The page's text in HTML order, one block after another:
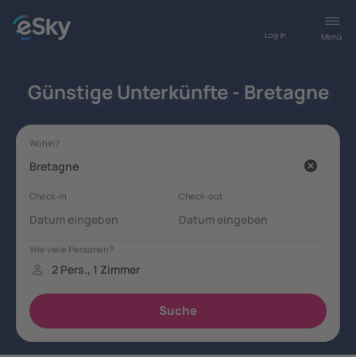
Menü
Log in
Günstige Unterkünfte - Bretagne